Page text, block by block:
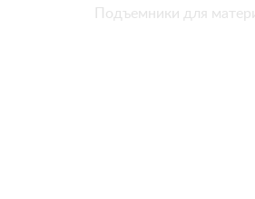
Подъемники для